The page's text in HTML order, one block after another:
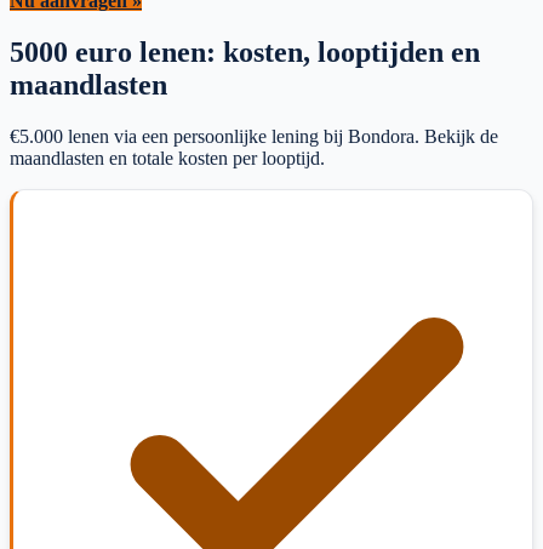
5000 euro lenen: kosten, looptijden en
maandlasten
€5.000 lenen via een persoonlijke lening bij Bondora. Bekijk de
maandlasten en totale kosten per looptijd.